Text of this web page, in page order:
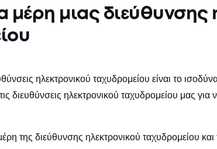
μέρη μιας διεύθυνσης
ηλεκτρονικού ταχυδρομείου είναι το
διευθύνσεις ηλεκτρονικού ταχυδρομείου μας
της διεύθυνσης ηλεκτρονικού ταχυδρομείου και